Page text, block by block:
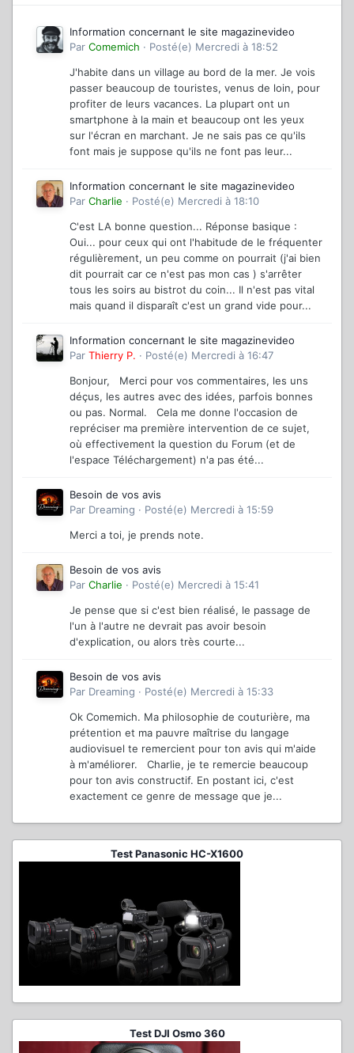
Information concernant le site magazinevideo
Par Comemich · Posté(e) Mercredi à 18:52
J'habite dans un village au bord de la mer. Je vois
passer beaucoup de touristes, venus de loin, pour
profiter de leurs vacances. La plupart ont un
smartphone à la main et beaucoup ont les yeux
sur l'écran en marchant. Je ne sais pas ce qu'ils
font mais je suppose qu'ils ne font pas leur...
Information concernant le site magazinevideo
Par Charlie · Posté(e) Mercredi à 18:10
C'est LA bonne question... Réponse basique :
Oui... pour ceux qui ont l'habitude de le fréquenter
régulièrement, un peu comme on pourrait (j'ai bien
dit pourrait car ce n'est pas mon cas ) s'arrêter
tous les soirs au bistrot du coin... Il n'est pas vital
mais quand il disparaît c'est un grand vide pour...
Information concernant le site magazinevideo
Par Thierry P. · Posté(e) Mercredi à 16:47
Bonjour, Merci pour vos commentaires, les uns
déçus, les autres avec des idées, parfois bonnes
ou pas. Normal. Cela me donne l'occasion de
repréciser ma première intervention de ce sujet,
où effectivement la question du Forum (et de
l'espace Téléchargement) n'a pas été...
Besoin de vos avis
Par Dreaming · Posté(e) Mercredi à 15:59
Merci a toi, je prends note.
Besoin de vos avis
Par Charlie · Posté(e) Mercredi à 15:41
Je pense que si c'est bien réalisé, le passage de
l'un à l'autre ne devrait pas avoir besoin
d'explication, ou alors très courte...
Besoin de vos avis
Par Dreaming · Posté(e) Mercredi à 15:33
Ok Comemich. Ma philosophie de couturière, ma
prétention et ma pauvre maîtrise du langage
audiovisuel te remercient pour ton avis qui m'aide
à m'améliorer. Charlie, je te remercie beaucoup
pour ton avis constructif. En postant ici, c'est
exactement ce genre de message que je...
Test Panasonic HC-X1600
Test DJI Osmo 360